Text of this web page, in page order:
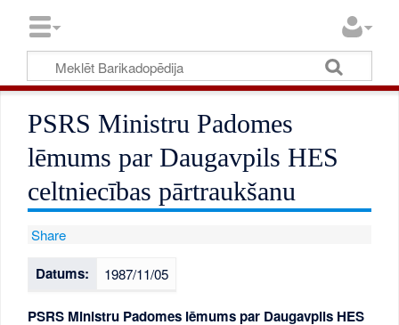
PSRS Ministru Padomes
lēmums par Daugavpils HES
celtniecības pārtraukšanu
Share
Datums: 1987/11/05
PSRS Ministru Padomes lēmums par Daugavpils HES